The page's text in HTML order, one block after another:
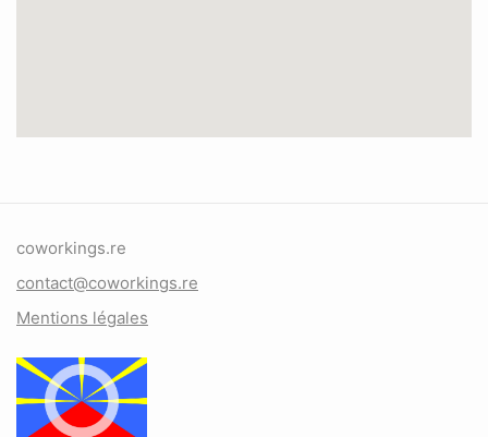
coworkings.re
contact@coworkings.re
Mentions légales